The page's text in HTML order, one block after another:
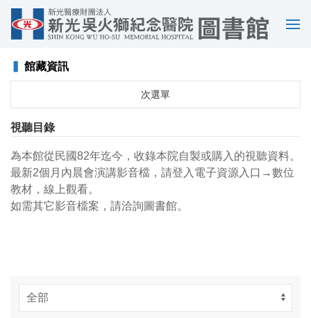
選
館藏資訊
次選單
視聽目錄
為本館從民國82年迄今，收錄本院自製或購入的視聽資料。
最新2個月內晨會演講影音檔，請登入電子資源入口→數位
教材，線上觀看。
如需其它影音檔案，請洽詢圖書館。